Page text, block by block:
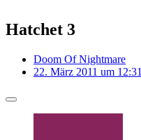
Hatchet 3
Doom Of Nightmare
22. März 2011 um 12:31